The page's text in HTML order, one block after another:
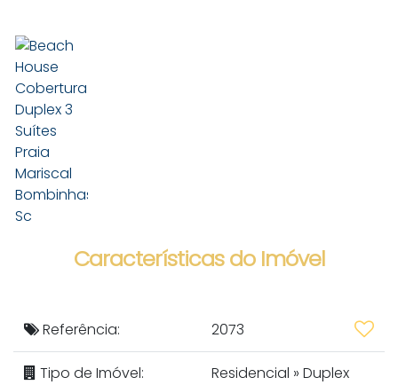
Características do Imóvel
Referência: 2073
Tipo de Imóvel: Residencial » Duplex